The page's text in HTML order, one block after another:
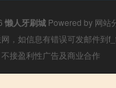
懒人牙刷城 Powered by 网站
，如信息有错误可发邮件到
接盈利性广告及商业合作